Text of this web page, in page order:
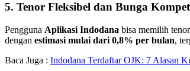
5. Tenor Fleksibel dan Bunga
Pengguna Aplikasi Indodana bisa memilih
dengan estimasi mulai dari 0,8% per bulan,
Baca Juga : Indodana Terdaftar OJK: 7 Alasan